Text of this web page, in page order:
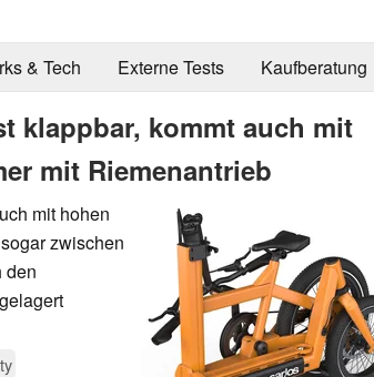
& Tech Externe Tests Kaufberatung
klappbar, kommt auch mit
mit Riemenantrieb
mit hohen
zwischen
den